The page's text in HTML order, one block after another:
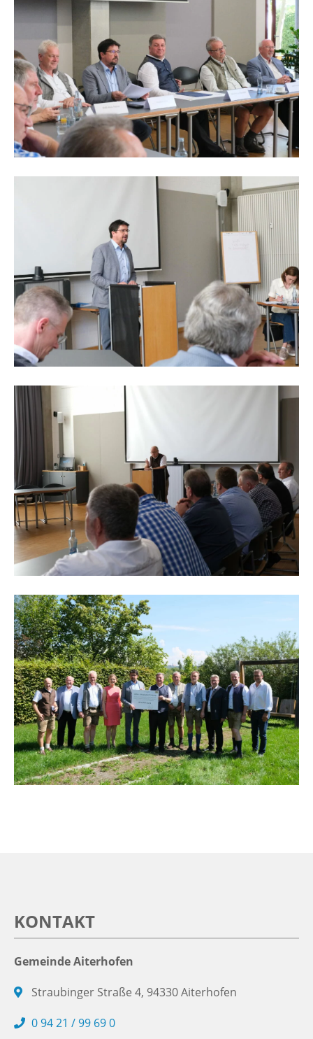
KONTAKT
Gemeinde Aiterhofen
Straubinger Straße 4, 94330 Aiterhofen
0 94 21 / 99 69 0